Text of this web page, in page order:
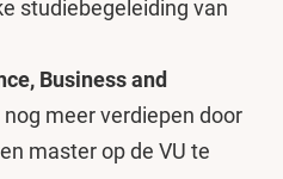
studiebegeleiding van
Business and
meer verdiepen door
master op de VU te